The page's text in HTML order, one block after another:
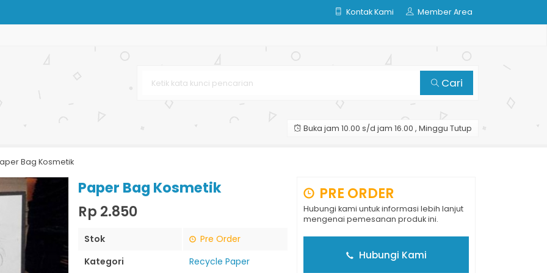
Kontak Kami Member Area
Cari
Buka jam 10.00 s/d jam 16.00 , Minggu Tutup
Bag Kosmetik
Paper Bag Kosmetik
Rp 2.850
Stok
Pre Order
Kategori
Recycle Paper
PRE ORDER
Hubungi kami untuk informasi lebih lanjut
mengenai pemesanan produk ini.
Hubungi Kami